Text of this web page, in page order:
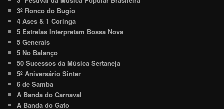
3º Ronco do Bugio
4 Ases & 1 Coringa
5 Estrelas Interpretam Bossa Nova
5 Generais
5 No Balanço
50 Sucessos da Música Sertaneja
5º Aniversário Sinter
6 de Samba
A Banda do Carnaval
A Banda do Gato